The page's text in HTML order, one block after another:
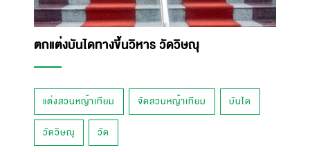
ตกแต่งบันไดทางขึ้นวิหาร วัดวิษณุ
แต่งสวนหญ้าเทียม จัดสวนหญ้าเทียม บันได
วัดวิษณุ วัด